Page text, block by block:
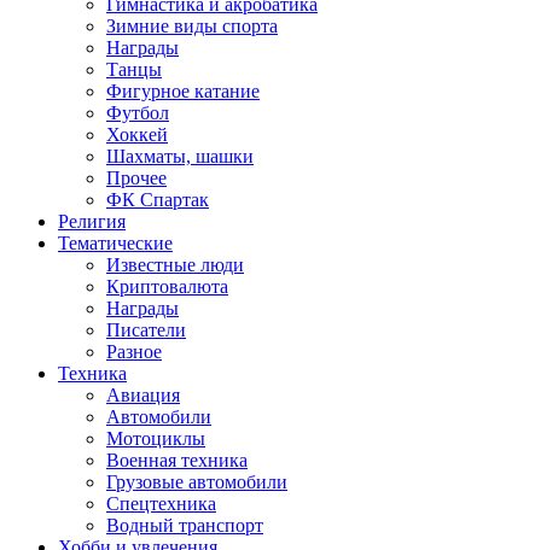
Зимние виды спорта
Награды
Танцы
Фигурное катание
Футбол
Хоккей
Шахматы, шашки
Прочее
ФК Спартак
Религия
Тематические
Известные люди
Криптовалюта
Награды
Писатели
Разное
Техника
Авиация
Автомобили
Мотоциклы
Военная техника
Грузовые автомобили
Спецтехника
Водный транспорт